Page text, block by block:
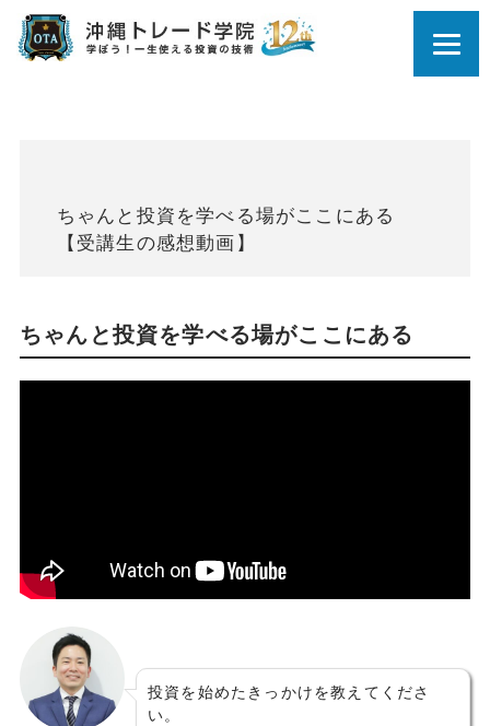
ちゃんと投資を学べる場がここにある
【受講生の感想動画】
ちゃんと投資を学べる場がここにある
投資を始めたきっかけを教えてくださ
い。